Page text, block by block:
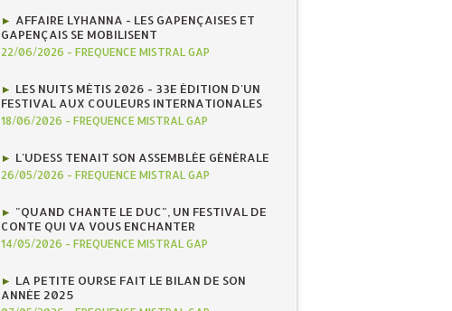
AFFAIRE LYHANNA - LES GAPENÇAISES ET
GAPENÇAIS SE MOBILISENT
22/06/2026 - FREQUENCE MISTRAL GAP
LES NUITS MÉTIS 2026 - 33E ÉDITION D'UN
FESTIVAL AUX COULEURS INTERNATIONALES
18/06/2026 - FREQUENCE MISTRAL GAP
L'UDESS TENAIT SON ASSEMBLÉE GÉNÉRALE
26/05/2026 - FREQUENCE MISTRAL GAP
"QUAND CHANTE LE DUC", UN FESTIVAL DE
CONTE QUI VA VOUS ENCHANTER
14/05/2026 - FREQUENCE MISTRAL GAP
LA PETITE OURSE FAIT LE BILAN DE SON
ANNÉE 2025